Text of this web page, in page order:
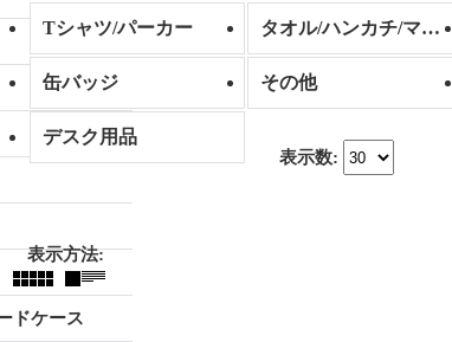
ドケース
Tシャツ/パーカー タオル/ハンカチ/マスク
缶バッジ その他
デスク用品
表示数:
表示方法: